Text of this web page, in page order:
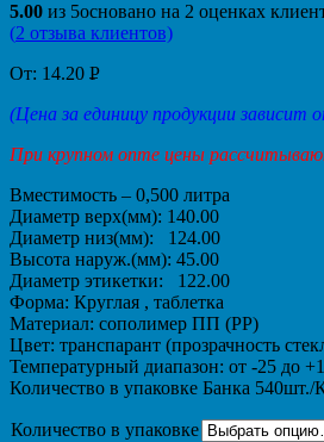
5.00 из 5основано на 2 оценках
(2 отзыва клиентов)
От: 14.20 Р
(Цена за единицу продукции зависит
При крупном опте цены
Вместимость – 0,500 литра
Диаметр верх(мм): 140.00
Диаметр низ(мм): 124.00
Высота наруж.(мм): 45.00
Диаметр этикетки: 122.00
Форма: Круглая , таблетка
Материал: сополимер ПП (PP)
Цвет: транспарант (прозрачность
Температурный диапазон: от -25 до
Количество в упаковке Банка
Количество в упаковке